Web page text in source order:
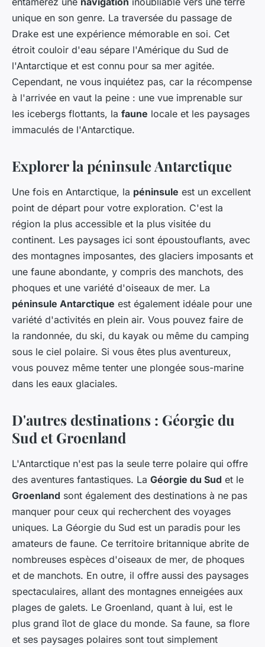
unique en son genre. La traversée du passage de
Drake est une expérience mémorable en soi. Cet
étroit couloir d'eau sépare l'Amérique du Sud de
l'Antarctique et est connu pour sa mer agitée.
Cependant, ne vous inquiétez pas, car la récompense
à l'arrivée en vaut la peine : une vue imprenable sur
les icebergs flottants, la faune locale et les paysages
immaculés de l'Antarctique.
Explorer la péninsule Antarctique
Une fois en Antarctique, la péninsule est un excellent
point de départ pour votre exploration. C'est la
région la plus accessible et la plus visitée du
continent. Les paysages ici sont époustouflants, avec
des montagnes imposantes, des glaciers imposants et
une faune abondante, y compris des manchots, des
phoques et une variété d'oiseaux de mer. La
péninsule Antarctique est également idéale pour une
variété d'activités en plein air. Vous pouvez faire de
la randonnée, du ski, du kayak ou même du camping
sous le ciel polaire. Si vous êtes plus aventureux,
vous pouvez même tenter une plongée sous-marine
dans les eaux glaciales.
D'autres destinations : Géorgie du
Sud et Groenland
L'Antarctique n'est pas la seule terre polaire qui offre
des aventures fantastiques. La Géorgie du Sud et le
Groenland sont également des destinations à ne pas
manquer pour ceux qui recherchent des voyages
uniques. La Géorgie du Sud est un paradis pour les
amateurs de faune. Ce territoire britannique abrite de
nombreuses espèces d'oiseaux de mer, de phoques
et de manchots. En outre, il offre aussi des paysages
spectaculaires, allant des montagnes enneigées aux
plages de galets. Le Groenland, quant à lui, est le
plus grand îlot de glace du monde. Sa faune, sa flore
et ses paysages polaires sont tout simplement